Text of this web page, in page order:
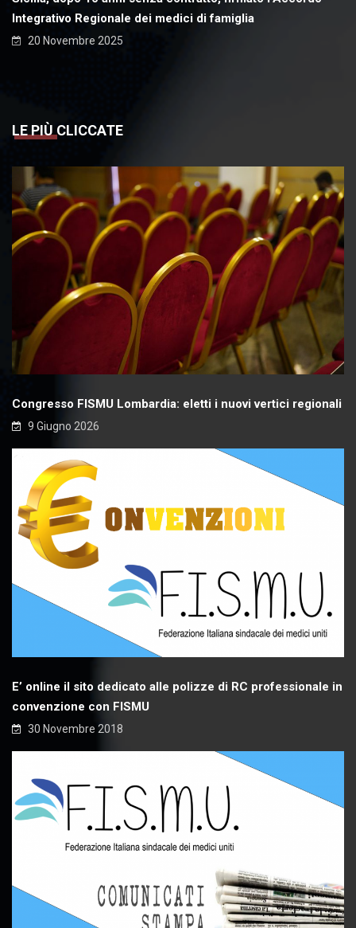
Integrativo Regionale dei medici di famiglia
20 Novembre 2025
LE PIÙ CLICCATE
Congresso FISMU Lombardia: eletti i nuovi vertici regionali
9 Giugno 2026
E’ online il sito dedicato alle polizze di RC professionale in
convenzione con FISMU
30 Novembre 2018